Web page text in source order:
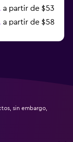
a partir de $53
a partir de $58
sin embargo,